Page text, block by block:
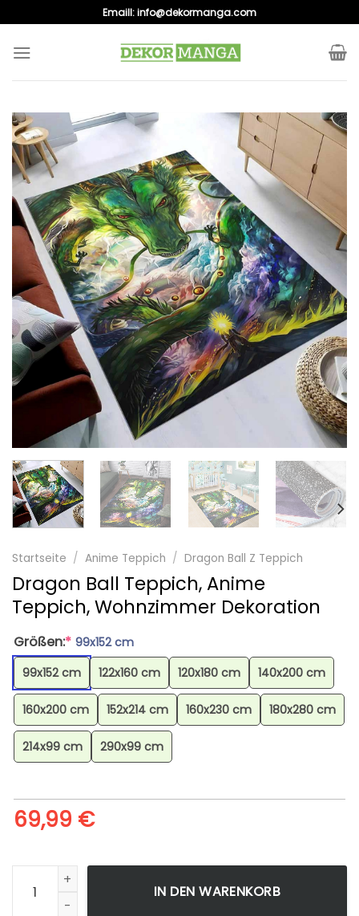
to
content
Emaill:info@dekormanga.com
Startseite / Anime Teppich / Dragon Ball Z Teppich
Dragon Ball Teppich, Anime
Teppich, Wohnzimmer Dekoration
Größen:* 99x152 cm
99x152 cm
122x160 cm 120x180 cm 140x200 cm
160x200 cm 152x214 cm 160x230 cm 180x280 cm
214x99 cm 290x99 cm
69,99 €
Dragon Ball Teppich, Anime Teppich, Wohnzimmer
IN DEN WARENKORB